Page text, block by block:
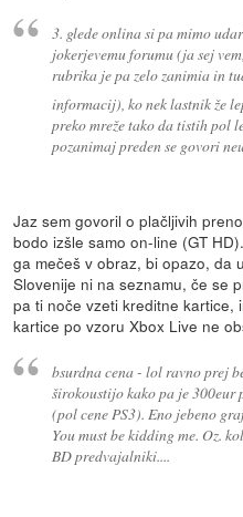
3. glede onlina si pa mimo
jokerjevemu forumu (ja sej
rubrika je pa zelo zanimia in
informacij), ko nek lastnik že
preko mreže tako da tistih pol
pozanimaj preden se govori
Jaz sem govoril o plačljivih
bodo izšle samo on-line (GT
ga mečeš v obraz, bi opazo, da
Slovenije ni na seznamu, če se
pa ti noče vzeti kreditne kartice,
kartice po vzoru Xbox Live ne
bsurdna cena - lol ravno prej
širokoustijo kako pa je 300eur
(pol cene PS3). Eno jebeno
You must be kidding me. Oz.
BD predvajalniki....